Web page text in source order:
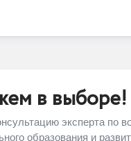
в выборе!
эксперта по
образования и